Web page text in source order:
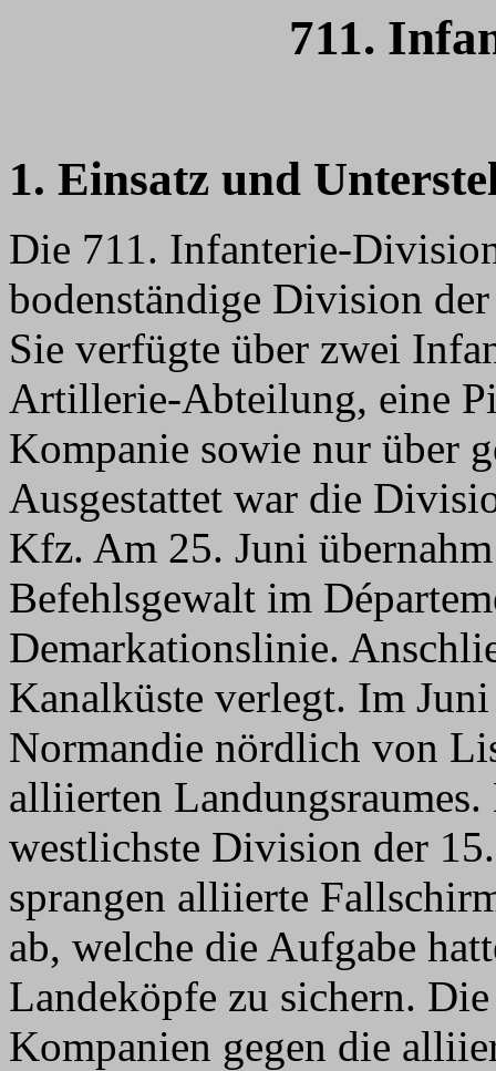
711.
1. Einsatz und
Die 711. Infanterie-
bodenständige Division
Sie verfügte über zwei
Artillerie-Abteilung, eine
Kompanie sowie nur über
Ausgestattet war die
Kfz. Am 25. Juni
Befehlsgewalt im
Demarkationslinie.
Kanalküste verlegt. Im
Normandie nördlich von
alliierten
westlichste Division der
sprangen alliierte
ab, welche die Aufgabe
Landeköpfe zu sichern.
Kompanien gegen die